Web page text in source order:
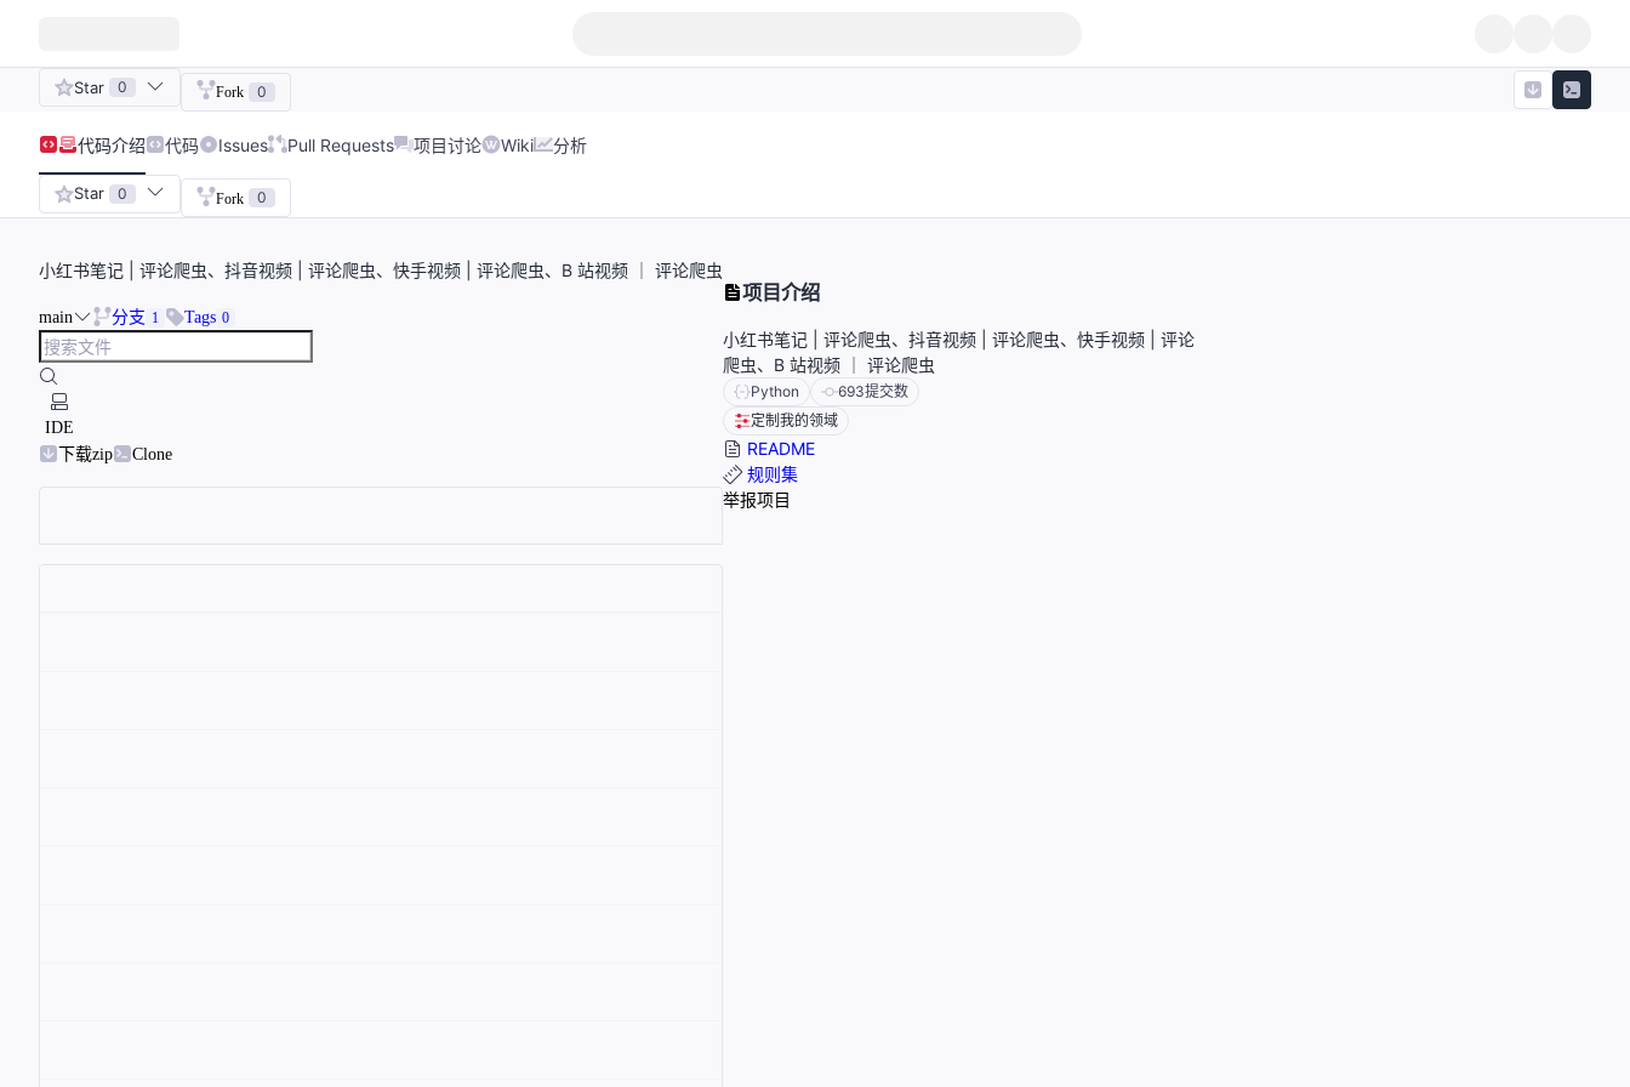
Star 0 Fork 0
代码介绍 代码 Issues Pull Requests 项目讨论 Wiki 分析
Star 0 Fork 0
小红书笔记 | 评论爬虫、抖音视频 | 评论爬虫、快手视频 | 评论爬虫、B 站视频 ｜ 评论爬虫
main 分支 1 Tags 0
IDE
下载zip
Clone
项目介绍
小红书笔记 | 评论爬虫、抖音视频 | 评论爬虫、快手视频 | 评论
爬虫、B 站视频 ｜ 评论爬虫
Python 693提交数
定制我的领域
README
规则集
举报项目